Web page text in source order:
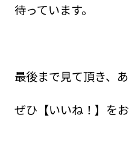
待っています。
最後まで見て頂き、
ぜひ【いいね！】を